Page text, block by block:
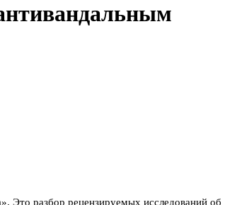
Это разбор рецензируемых исследований об